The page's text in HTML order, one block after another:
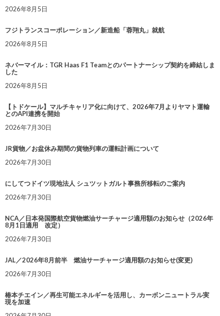
2026年8月5日
フジトランスコーポレーション／新造船「蓉翔丸」就航
2026年8月5日
ネバーマイル：TGR Haas F1 Teamとのパートナーシップ契約を締結しま
した
2026年8月5日
【トドケール】マルチキャリア化に向けて、2026年7月よりヤマト運輸
とのAPI連携を開始
2026年7月30日
JR貨物／お盆休み期間の貨物列車の運転計画について
2026年7月30日
にしてつドイツ現地法人 シュツットガルト事務所移転のご案内
2026年7月30日
NCA／日本発国際航空貨物燃油サーチャージ適用額のお知らせ（2026年
8月1日適用 改定）
2026年7月30日
JAL／2026年8月前半 燃油サーチャージ適用額のお知らせ(変更)
2026年7月30日
椿本チエイン／再生可能エネルギーを活用し、カーボンニュートラル実
現を加速